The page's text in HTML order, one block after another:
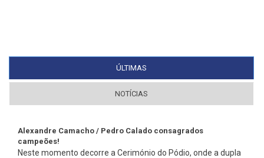
ÚLTIMAS
NOTÍCIAS
Alexandre Camacho / Pedro Calado consagrados
campeões!
Neste momento decorre a Cerimónio do Pódio, onde a dupla